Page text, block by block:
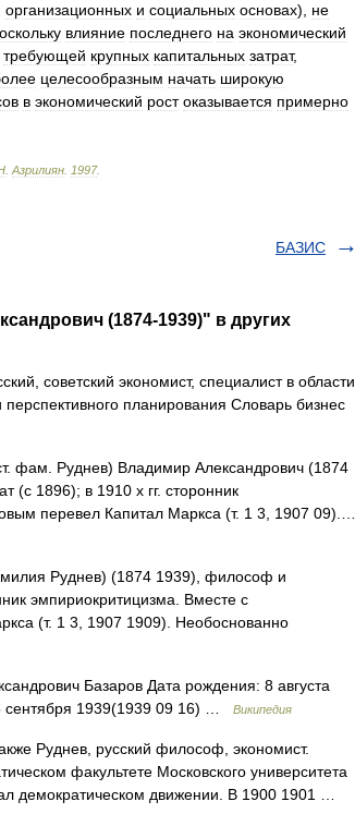
организационных и социальных основах), не
влияние последнего на экономический
требующей крупных капитальных затрат,
целесообразным начать широкую
в экономический рост оказывается примерно
Азрилиян 1997.
БАЗИС
(1874-1939)" в других
советский экономист, специалист в области
планирования Словарь бизнес
фам. Руднев) Владимир Александрович (1874
(с 1896); в 1910 х гг. сторонник
перевел Капитал Маркса (т. 1 3, 1907 09).…
Руднев) (1874 1939), философ и
эмпириокритицизма. Вместе с
(т. 1 3, 1907 1909). Необоснованно
Базаров Дата рождения: 8 августа
сентября 1939(1939 09 16) …
Википедия
Руднев, русский философ, экономист.
факультете Московского университета
демократическом движении. В 1900 1901 …